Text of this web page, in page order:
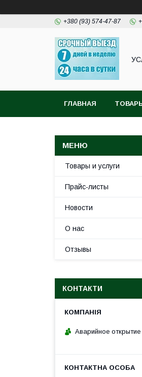
+380 (93) 574-47-87
ГЛАВНАЯ
Товары и услуги
Прайс-листы
Новости
О нас
Отзывы
КОНТАКТИ
Аварийное открытие